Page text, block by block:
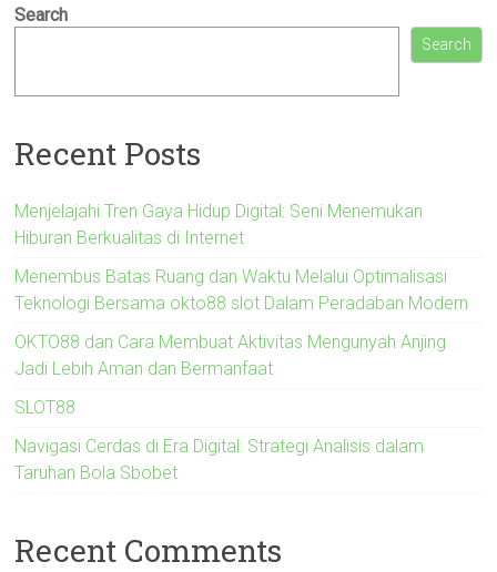
Search
Search
Recent Posts
Menjelajahi Tren Gaya Hidup Digital: Seni Menemukan
Hiburan Berkualitas di Internet
Menembus Batas Ruang dan Waktu Melalui Optimalisasi
Teknologi Bersama okto88 slot Dalam Peradaban Modern
OKTO88 dan Cara Membuat Aktivitas Mengunyah Anjing
Jadi Lebih Aman dan Bermanfaat
SLOT88
Navigasi Cerdas di Era Digital: Strategi Analisis dalam
Taruhan Bola Sbobet
Recent Comments